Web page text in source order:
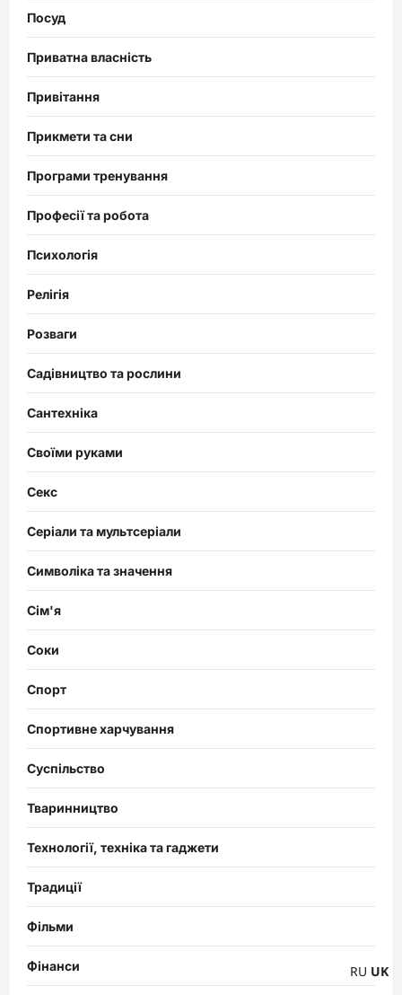
Посуд
Приватна власність
Привітання
Прикмети та сни
Програми тренування
Професії та робота
Психологія
Релігія
Розваги
Садівництво та рослини
Сантехніка
Своїми руками
Секс
Серіали та мультсеріали
Символіка та значення
Сім'я
Соки
Спорт
Спортивне харчування
Суспільство
Тваринництво
Технології, техніка та гаджети
Традиції
Фільми
Фінанси RU UK